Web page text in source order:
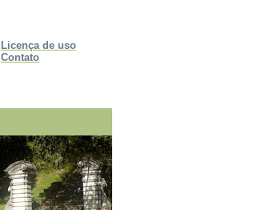
Licença de uso
Contato